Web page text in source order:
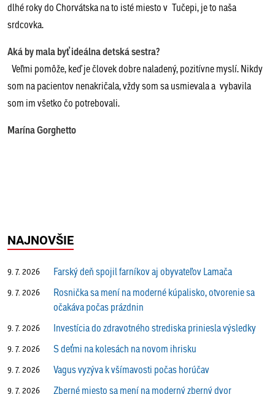
dlhé roky do Chorvátska na to isté miesto v Tučepi, je to naša
srdcovka.
Aká by mala byť ideálna detská sestra?
Veľmi pomôže, keď je človek dobre naladený, pozitívne myslí. Nikdy
som na pacientov nenakričala, vždy som sa usmievala a vybavila
som im všetko čo potrebovali.
Marína Gorghetto
NAJNOVŠIE
9. 7. 2026 Farský deň spojil farníkov aj obyvateľov Lamača
9. 7. 2026
Rosnička sa mení na moderné kúpalisko, otvorenie sa
očakáva počas prázdnin
9. 7. 2026 Investícia do zdravotného strediska priniesla výsledky
9. 7. 2026 S deťmi na kolesách na novom ihrisku
9. 7. 2026 Vagus vyzýva k všímavosti počas horúčav
9. 7. 2026 Zberné miesto sa mení na moderný zberný dvor